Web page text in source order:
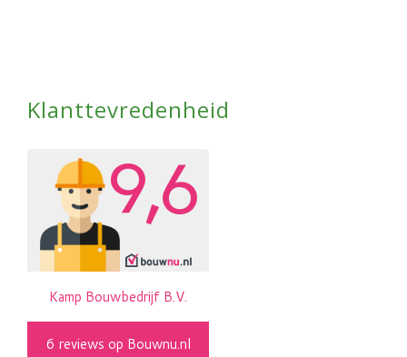
Klanttevredenheid